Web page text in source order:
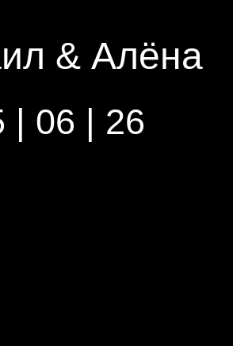
& Алёна
| 06 | 26